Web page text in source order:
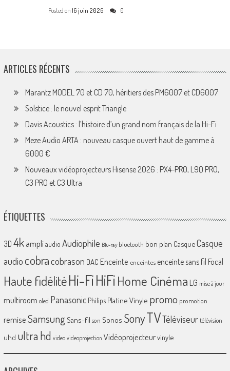
Posted on 16 juin 2026 0
ARTICLES RÉCENTS
Marantz MODEL 70 et CD 70, héritiers des PM6007 et CD6007
Solstice : le nouvel esprit Triangle
Davis Acoustics : l’histoire d’un grand nom français de la Hi-Fi
Meze Audio ARTA : nouveau casque ouvert haut de gamme à
6000 €
Nouveaux vidéoprojecteurs Hisense 2026 : PX4-PRO, L9Q PRO,
C3 PRO et C3 Ultra
ÉTIQUETTES
3D 4k ampliaudio Audiophile Blu-ray bluetooth bon plan CasqueCasque
audio cobracobrason DAC Enceinte enceintes enceinte sans fil Focal
Haute fidélitéHi-FiHiFiHome Cinéma LG mise à jour
multiroom oled Panasonic Philips Platine Vinyle promo promotion
remiseSamsungSans-fil son Sonos SonyTVTéléviseur télévision
uhd ultra hd video videoprojection Vidéoprojecteurvinyle